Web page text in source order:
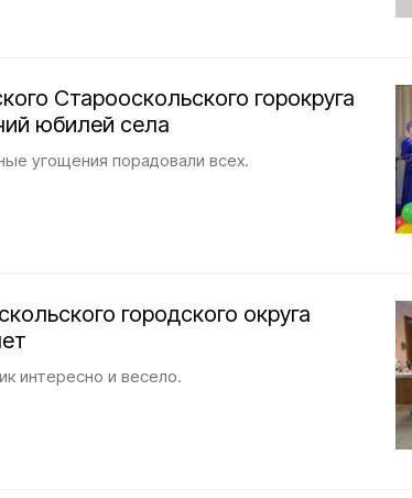
Старооскольского горокруга
юбилей села
угощения порадовали всех.
городского округа
интересно и весело.